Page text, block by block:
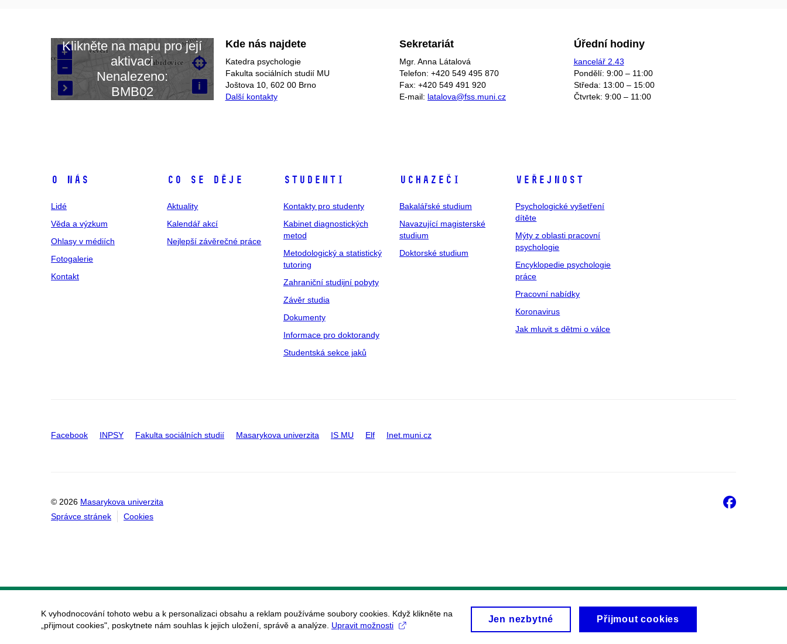
Načítám mapu…
+
–
i


Klikněte na mapu pro její
aktivaci
Nenalezeno:
BMB02
Kde nás najdete
Katedra psychologie
Fakulta sociálních studií MU
Joštova 10, 602 00 Brno
Další kontakty
Sekretariát
Mgr. Anna Látalová
Telefon: +420 549 495 870
Fax: +420 549 491 920
E-mail: latalova@fss.muni.cz
Úřední hodiny
kancelář 2.43
Pondělí: 9:00 – 11:00
Středa: 13:00 – 15:00
Čtvrtek: 9:00 – 11:00
O nás
Lidé
Věda a výzkum
Ohlasy v médiích
Fotogalerie
Kontakt
Co se děje
Aktuality
Kalendář akcí
Nejlepší závěrečné práce
Studenti
Kontakty pro studenty
Kabinet diagnostických
metod
Metodologický a statistický
tutoring
Zahraniční studijní pobyty
Závěr studia
Dokumenty
Informace pro doktorandy
Studentská sekce jaků
Uchazeči
Bakalářské studium
Navazující magisterské
studium
Doktorské studium
Veřejnost
Psychologické vyšetření
dítěte
Mýty z oblasti pracovní
psychologie
Encyklopedie psychologie
práce
Pracovní nabídky
Koronavirus
Jak mluvit s dětmi o válce
Facebook INPSY Fakulta sociálních studií Masarykova univerzita IS MU Elf Inet.muni.cz
© 2026 Masarykova univerzita
Správce stránek
Cookies
K vyhodnocování tohoto webu a k personalizaci obsahu a reklam používáme soubory cookies. Když klikněte na
„přijmout cookies", poskytnete nám souhlas k jejich uložení, správě a analýze. Upravit možnosti
Jen nezbytné Přijmout cookies